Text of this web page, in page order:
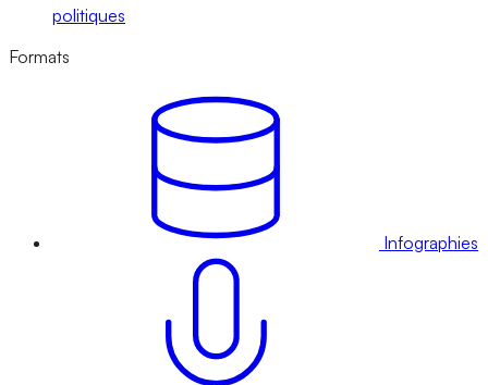
politiques
Formats
Infographies